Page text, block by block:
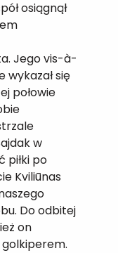
osiągnął
Jego vis-à-
wykazał się
połowie
w
piłki po
Kviliūnas
Do odbitej
on